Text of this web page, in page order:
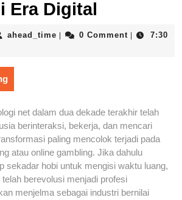
Era Digital
ahead_time ahead_time
0 Comment
7:30
net dalam dua dekade terakhir telah
berinteraksi, bekerja, dan mencari
paling mencolok terjadi pada
atau online gambling. Jika dahulu
sekadar hobi untuk mengisi waktu luang,
berevolusi menjadi profesi
menjelma sebagai industri bernilai